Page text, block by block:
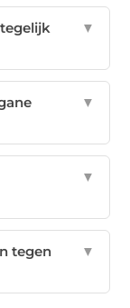
▼
▼
▼
tegen
▼